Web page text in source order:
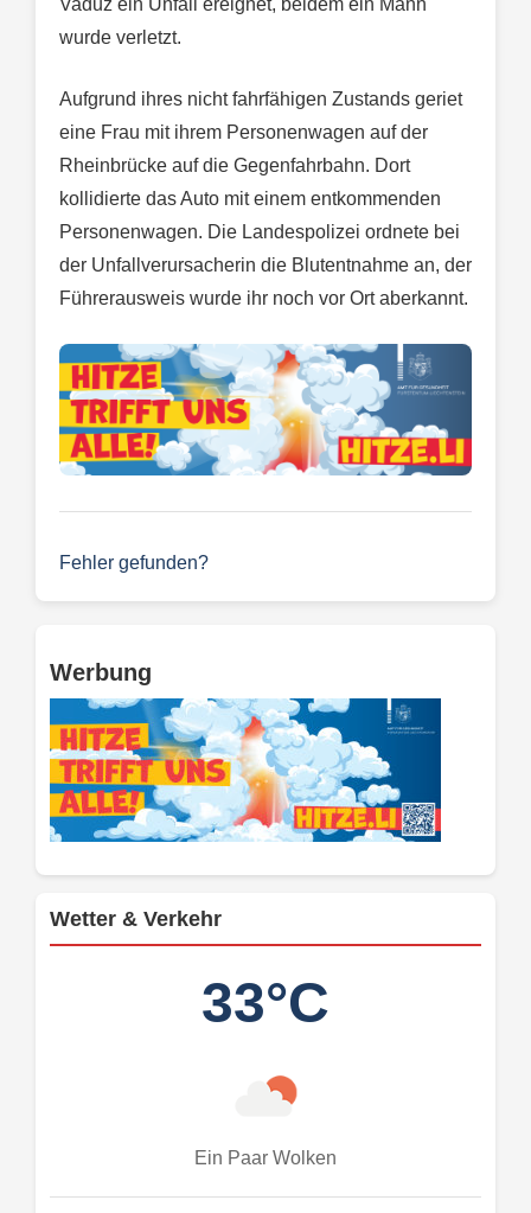
Vaduz ein Unfall ereignet, beidem ein Mann
wurde verletzt.
Aufgrund ihres nicht fahrfähigen Zustands geriet
eine Frau mit ihrem Personenwagen auf der
Rheinbrücke auf die Gegenfahrbahn. Dort
kollidierte das Auto mit einem entkommenden
Personenwagen. Die Landespolizei ordnete bei
der Unfallverursacherin die Blutentnahme an, der
Führerausweis wurde ihr noch vor Ort aberkannt.
Fehler gefunden?
Werbung
Wetter & Verkehr
33°C
Ein Paar Wolken